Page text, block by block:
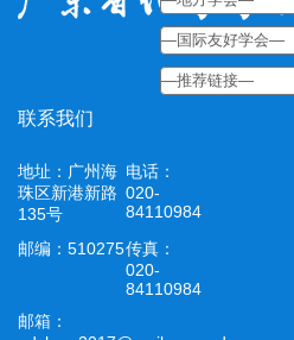
联系我们
地址：广州海
珠区新港新路
135号
电话：
020-
84110984
邮编：510275传真：
020-
84110984
邮箱：